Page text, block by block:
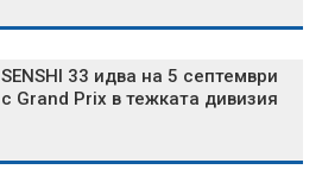
SENSHI 33 идва на 5 септември
с Grand Prix в тежката дивизия